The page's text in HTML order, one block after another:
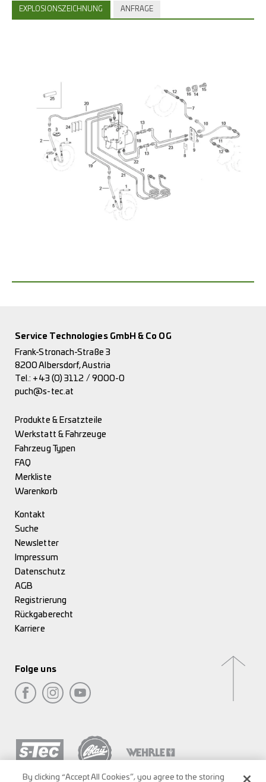
EXPLOSIONSZEICHNUNG ANFRAGE
Service Technologies GmbH & Co OG
Frank-Stronach-Straße 3
8200 Albersdorf, Austria
Tel.: +43 (0) 3112 / 9000-0
puch@s-tec.at
Produkte & Ersatzteile
Werkstatt & Fahrzeuge
Fahrzeug Typen
FAQ
Merkliste
Warenkorb
Kontakt
Suche
Newsletter
Impressum
Datenschutz
AGB
Registrierung
Rückgaberecht
Karriere
Folge uns
By clicking “Accept All Cookies”, you agree to the storing